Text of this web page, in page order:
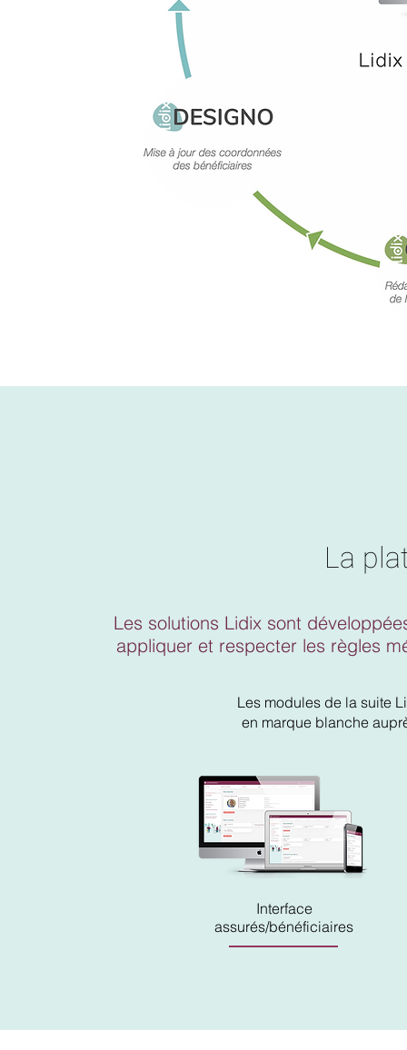
La
Les solutions Lidix sont
appliquer et respecter les règles
Les modules de la suite
en marque blanche
Interface
assurés/bénéficiaires